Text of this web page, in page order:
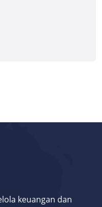
keuangan dan